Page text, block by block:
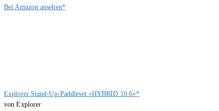
Bei Amazon ansehen*
Explorer Stand-Up-Paddleset »HYBRID 10.6«*
von Explorer